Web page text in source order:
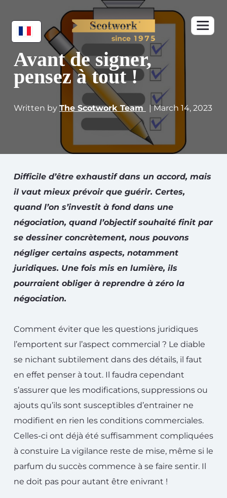
Avant de signer,
pensez à tout !
Written by The Scotwork Team | March 14, 2023
Difficile d’être exhaustif dans un accord, mais
il vaut mieux prévoir que guérir. Certes,
quand l’on s’investit à fond dans une
négociation, quand l’objectif souhaité finit par
se dessiner concrètement, nous pouvons
négliger certains aspects, notamment
juridiques. Une fois mis en lumière, ils
pourraient obliger à reprendre à zéro la
négociation.
Comment éviter que les questions juridiques
l’emportent sur l’aspect commercial ? Le diable
se nichant subtilement dans des détails, il faut
en effet penser à tout. Il faudra cependant
s’assurer que les modifications, suppressions ou
ajouts qu’ils sont susceptibles d’entrainer ne
modifient en rien les conditions commerciales.
Celles-ci ont déjà été suffisamment compliquées
à constuire La vigilance reste de mise, même si le
parfum du succès commence à se faire sentir. Il
ne doit pas pour autant être enivrant !